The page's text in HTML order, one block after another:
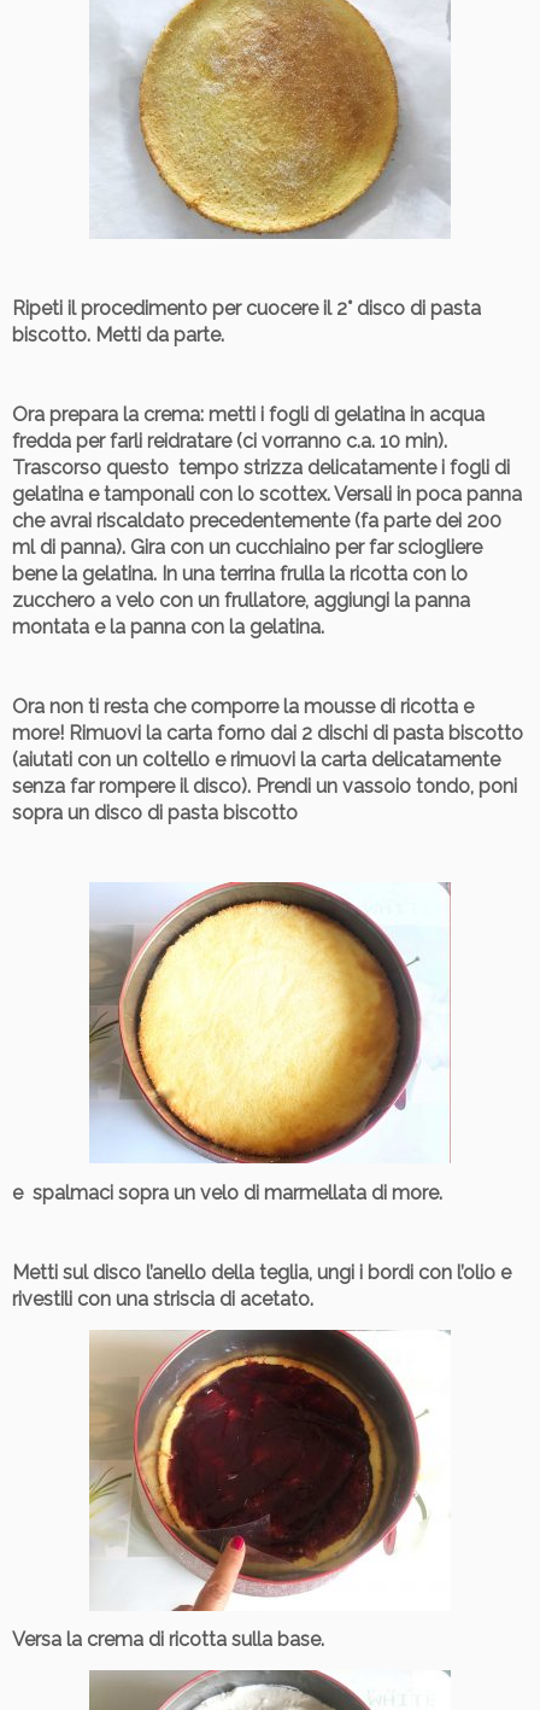
Ripeti il procedimento per cuocere il 2° disco di pasta
biscotto. Metti da parte.
Ora prepara la crema: metti i fogli di gelatina in acqua
fredda per farli reidratare (ci vorranno c.a. 10 min).
Trascorso questo tempo strizza delicatamente i fogli di
gelatina e tamponali con lo scottex. Versali in poca panna
che avrai riscaldato precedentemente (fa parte dei 200
ml di panna). Gira con un cucchiaino per far sciogliere
bene la gelatina. In una terrina frulla la ricotta con lo
zucchero a velo con un frullatore, aggiungi la panna
montata e la panna con la gelatina.
Ora non ti resta che comporre la mousse di ricotta e
more! Rimuovi la carta forno dai 2 dischi di pasta biscotto
(aiutati con un coltello e rimuovi la carta delicatamente
senza far rompere il disco). Prendi un vassoio tondo, poni
sopra un disco di pasta biscotto
e spalmaci sopra un velo di marmellata di more.
Metti sul disco l’anello della teglia, ungi i bordi con l’olio e
rivestili con una striscia di acetato.
Versa la crema di ricotta sulla base.